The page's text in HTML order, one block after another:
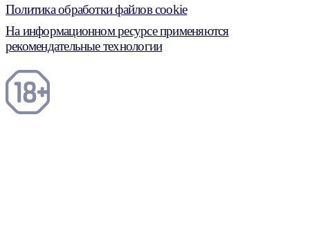
Политика обработки файлов cookie
На информационном ресурсе применяются
рекомендательные технологии